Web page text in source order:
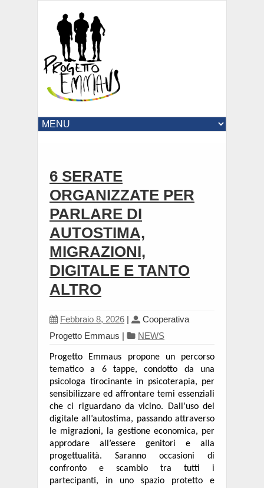
6 SERATE
ORGANIZZATE PER
PARLARE DI
AUTOSTIMA,
MIGRAZIONI,
DIGITALE E TANTO
ALTRO
Febbraio 8, 2026 |
Cooperativa
Progetto Emmaus | NEWS
Progetto Emmaus propone un percorso
tematico a 6 tappe, condotto da una
psicologa tirocinante in psicoterapia, per
sensibilizzare ed affrontare temi essenziali
che ci riguardano da vicino. Dall’uso del
digitale all’autostima, passando attraverso
le migrazioni, la gestione economica, per
approdare all’essere genitori e alla
progettualità. Saranno occasioni di
confronto e scambio tra tutti i
partecipanti, in uno spazio protetto e